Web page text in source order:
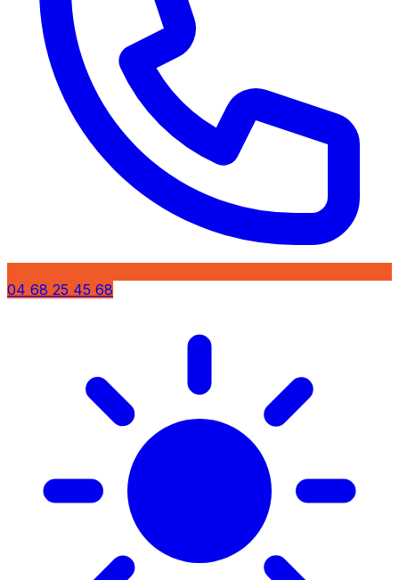
04 68 25 45 68